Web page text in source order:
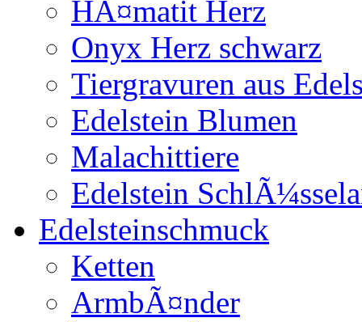
HÃ¤matit Herz
Onyx Herz schwarz
Tiergravuren aus
Edelstein Blumen
Malachittiere
Edelstein
Edelsteinschmuck
Ketten
ArmbÃ¤nder